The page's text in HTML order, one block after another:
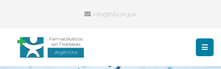
info@fsfa.org.ar